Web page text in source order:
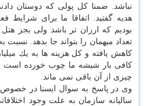
نباشد. ضمنا كل پولی كه دوستان
هدیه گفتید. اتفاقا ما برای شرایط
بودیم كه ارزان تر باشد ولی بجز
كاهش یافته و كل هزینه ها به یك
كافی بار شیشه ما چوب خورده است و
چیزی از آن باقی نمی ماند.
وی در پاسخ به سوال ایسنا در خصوص
سالیانه سازمان به علت وجود